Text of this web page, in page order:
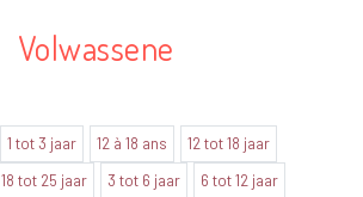
Volwassene
1 tot 3 jaar 12 à 18 ans
12 tot 18 jaar
18 tot 25 jaar 3 tot 6 jaar
6 tot 12 jaar